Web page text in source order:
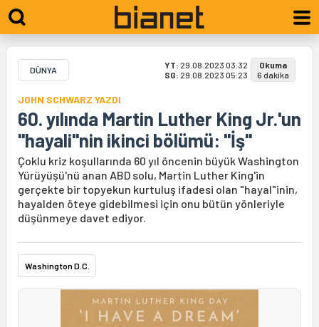
DÜNYA YT: 29.08.2023 03:32
SG: 29.08.2023 05:23
Okuma
6 dakika
JOHN SCHWARZ YAZDI
60. yılında Martin Luther King Jr.'un
"hayali"nin ikinci bölümü: "İş"
Çoklu kriz koşullarında 60 yıl öncenin büyük Washington
Yürüyüşü'nü anan ABD solu, Martin Luther King'in
gerçekte bir topyekun kurtuluş ifadesi olan "hayal"inin,
hayalden öteye gidebilmesi için onu bütün yönleriyle
düşünmeye davet ediyor.
Washington D.C.